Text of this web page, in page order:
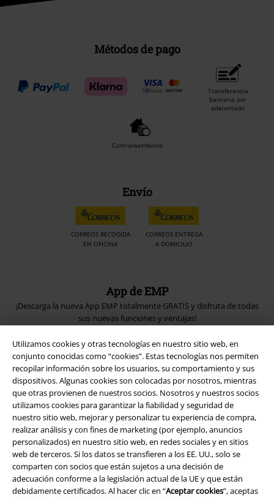
Utilizamos cookies y otras tecnologías en nuestro sitio web, en
conjunto conocidas como “cookies”. Estas tecnologías nos permiten
recopilar información sobre los usuarios, su comportamiento y sus
dispositivos. Algunas cookies son colocadas por nosotros, mientras
que otras provienen de nuestros socios. Nosotros y nuestros socios
utilizamos cookies para garantizar la fiabilidad y seguridad de
nuestro sitio web, mejorar y personalizar tu experiencia de compra,
realizar análisis y con fines de marketing (por ejemplo, anuncios
personalizados) en nuestro sitio web, en redes sociales y en sitios
web de terceros. Si los datos se transfieren a los EE. UU., solo se
comparten con socios que están sujetos a una decisión de
adecuación conforme a la legislación actual de la UE y que están
debidamente certificados. Al hacer clic en “Aceptar cookies”, aceptas
Métodos de pago
Transferencia
bancaria por
adelantado
Contrareembolso
Envío
CORREOS RECOGIDA
EN OFICINA
CORREOS ENTREGA
A DOMICILIO
App de EMP
¡Descarga la nueva App EMP totalmente GRATIS y disfruta de todas
sus nuevas funciones y ventajas!
A Warner Music Group Company
Seguridad